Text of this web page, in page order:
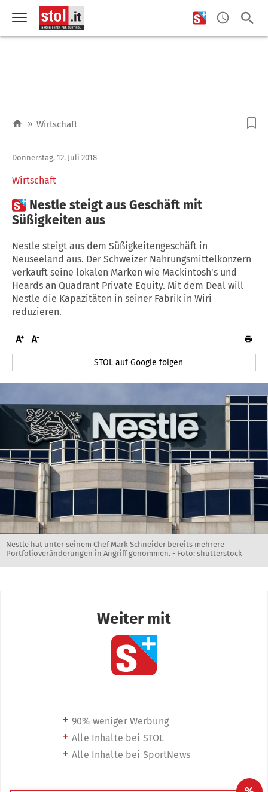
» Wirtschaft
Wirtschaft
Donnerstag, 12. Juli 2018
 Nestle steigt aus Geschäft mit
Süßigkeiten aus
Nestle steigt aus dem Süßigkeitengeschäft in
Neuseeland aus. Der Schweizer Nahrungsmittelkonzern
verkauft seine lokalen Marken wie Mackintosh's und
Heards an Quadrant Private Equity. Mit dem Deal will
Nestle die Kapazitäten in seiner Fabrik in Wiri
reduzieren.
STOL auf Google folgen
Nestle hat unter seinem Chef Mark Schneider bereits mehrere
Portfolioveränderungen in Angriff genommen. - Foto: shutterstock